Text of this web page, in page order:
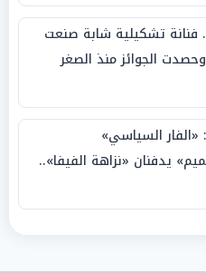
فنانة تشكيلية شابة صنعت
الجوائز منذ الصغر
«الفار السياسي»
يدفنان «نزاهة الفيفا»..